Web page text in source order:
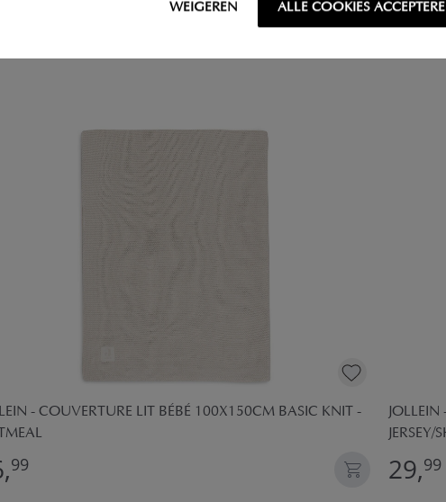
WEIGEREN ALLE COOKIES 36,
- COUVERTURE LIT BÉBÉ 100X150CM BASIC KNIT -
99 29,99